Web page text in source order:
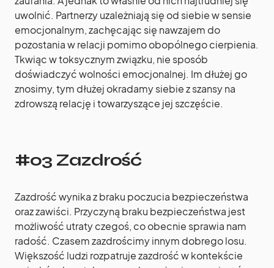
uwolnić. Partnerzy uzależniają się od siebie w sensie
emocjonalnym, zachęcając się nawzajem do
pozostania w relacji pomimo obopólnego cierpienia.
Tkwiąc w toksycznym związku, nie sposób
doświadczyć wolności emocjonalnej. Im dłużej go
znosimy, tym dłużej okradamy siebie z szansy na
zdrowszą relację i towarzyszące jej szczęście.
#03 Zazdrość
Zazdrość wynika z braku poczucia bezpieczeństwa
oraz zawiści. Przyczyną braku bezpieczeństwa jest
możliwość utraty czegoś, co obecnie sprawia nam
radość. Czasem zazdrościmy innym dobrego losu.
Większość ludzi rozpatruje zazdrość w kontekście